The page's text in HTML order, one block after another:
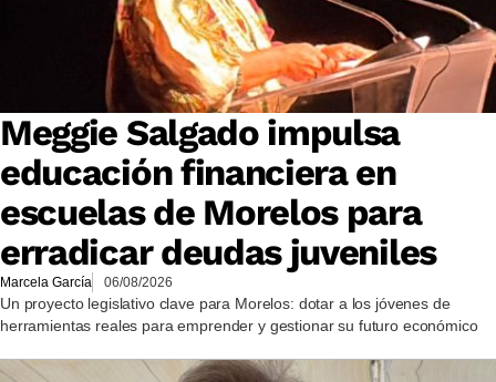
Meggie Salgado impulsa
educación financiera en
escuelas de Morelos para
erradicar deudas juveniles
Marcela García 06/08/2026
Un proyecto legislativo clave para Morelos: dotar a los jóvenes de
herramientas reales para emprender y gestionar su futuro económico